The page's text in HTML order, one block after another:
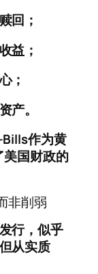
回；
益；
；
产。
Bills作为黄
美国财政的
非削弱
行，似乎
从实质